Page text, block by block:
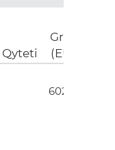
Qyteti
Grant
(EUR)
602.00